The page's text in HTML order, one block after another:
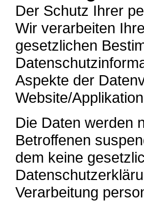
Der Schutz Ihrer
Wir verarbeiten
gesetzlichen
Aspekte der
Website/
Die Daten werden
Betroffenen
dem keine
Verarbeitung